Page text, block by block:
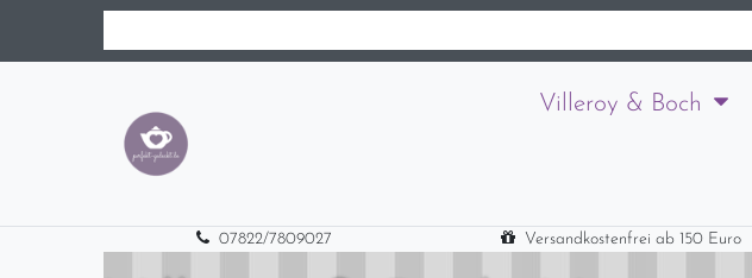
Villeroy & Boch
07822/7809027 Versandkostenfrei ab 150 Euro